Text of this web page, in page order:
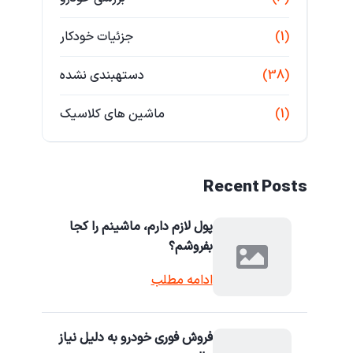
جزئیات خودکار (1)
دستهبندی نشده (38)
ماشین های کلاسیک (1)
Recent Posts
پول لازم دارم، ماشینم را کجا
بفروشم؟
ادامه مطلب
فروش فوری خودرو به دلیل نیاز